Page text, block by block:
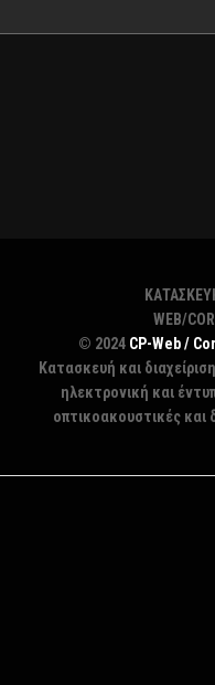
WEB/
© 2024 CP-Web /
Κατασκευή και
ηλεκτρονική και
οπτικοακουστικές και